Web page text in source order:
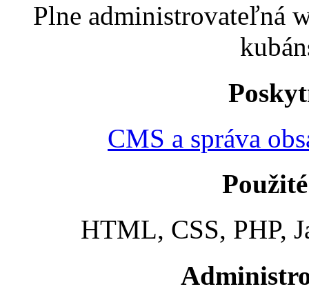
Plne administrovateľná
CMS a správa
HTML, CSS, PHP,